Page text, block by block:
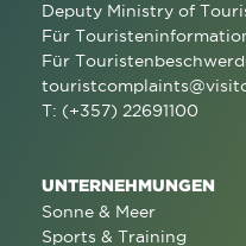
Deputy Ministry of
Für
Für
T: (+357) 22691100
UNTERNEHMUNGEN
Sonne & Meer
Sports & Training